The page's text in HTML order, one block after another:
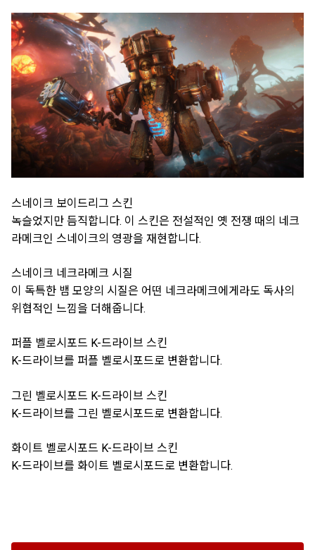
스네이크 보이드리그 스킨
녹슬었지만 듬직합니다. 이 스킨은 전설적인 옛 전쟁 때의 네크
라메크인 스네이크의 영광을 재현합니다.
스네이크 네크라메크 시질
이 독특한 뱀 모양의 시질은 어떤 네크라메크에게라도 독사의
위협적인 느낌을 더해줍니다.
퍼플 벨로시포드 K-드라이브 스킨
K-드라이브를 퍼플 벨로시포드로 변환합니다.
그린 벨로시포드 K-드라이브 스킨
K-드라이브를 그린 벨로시포드로 변환합니다.
화이트 벨로시포드 K-드라이브 스킨
K-드라이브를 화이트 벨로시포드로 변환합니다.